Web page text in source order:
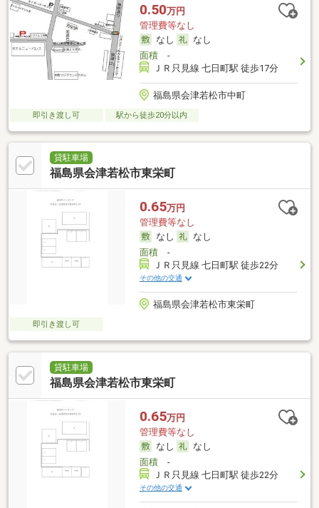
0.50万円
管理費等なし
なし
なし
面積-
ＪＲ只見線 七日町駅 徒歩17分
福島県会津若松市中町
即引き渡し可 駅から徒歩20分以内
貸駐車場
福島県会津若松市東栄町
0.65万円
管理費等なし
なし
なし
面積-
ＪＲ只見線 七日町駅 徒歩22分
その他の交通
福島県会津若松市東栄町
即引き渡し可
貸駐車場
福島県会津若松市東栄町
0.65万円
管理費等なし
なし
なし
面積-
ＪＲ只見線 七日町駅 徒歩22分
その他の交通